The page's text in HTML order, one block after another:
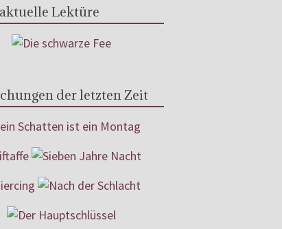
Lektüre
der letzten Zeit